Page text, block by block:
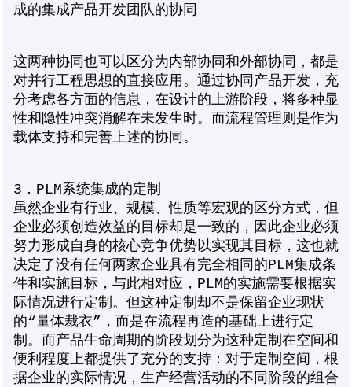
成的集成产品开发团队的协同
这两种协同也可以区分为内部协同和外部协同，都是
对并行工程思想的直接应用。通过协同产品开发，充
分考虑各方面的信息，在设计的上游阶段，将多种显
性和隐性冲突消解在未发生时。而流程管理则是作为
载体支持和完善上述的协同。
3．PLM系统集成的定制
虽然企业有行业、规模、性质等宏观的区分方式，但
企业必须创造效益的目标却是一致的，因此企业必须
努力形成自身的核心竞争优势以实现其目标，这也就
决定了没有任何两家企业具有完全相同的PLM集成条
件和实施目标，与此相对应，PLM的实施需要根据实
际情况进行定制。但这种定制却不是保留企业现状
的“量体裁衣”，而是在流程再造的基础上进行定
制。而产品生命周期的阶段划分为这种定制在空间和
便利程度上都提供了充分的支持：对于定制空间，根
据企业的实际情况，生产经营活动的不同阶段的组合